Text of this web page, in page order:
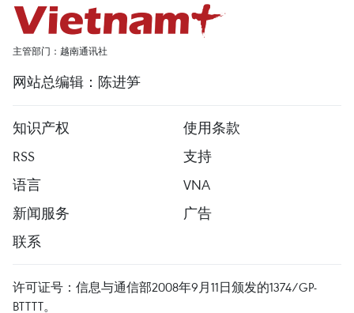
主管部门：越南通讯社
网站总编辑：陈进笋
知识产权
使用条款
RSS
支持
语言
VNA
新闻服务
广告
联系
许可证号：信息与通信部2008年9月11日颁发的1374/GP-
BTTTT。